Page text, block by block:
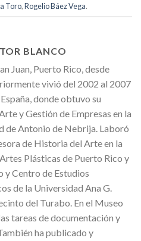
Toro,Rogelio Báez Vega.
BLANCO
Juan, Puerto Rico, desde
vivió del 2002 al 2007
donde obtuvo su
y Gestión de Empresas en la
de Antonio de Nebrija. Laboró
de Historia del Arte en la
Plásticas de Puerto Rico y
y Centro de Estudios
de la Universidad Ana G.
del Turabo. En el Museo
tareas de documentación y
ha publicado y